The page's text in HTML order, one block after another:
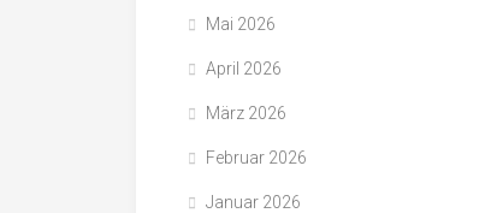
Mai 2026
April 2026
März 2026
Februar 2026
Januar 2026